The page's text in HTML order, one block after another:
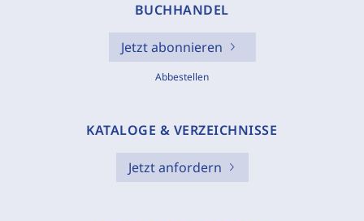
BUCHHANDEL
Jetzt abonnieren
Abbestellen
KATALOGE & VERZEICHNISSE
Jetzt anfordern